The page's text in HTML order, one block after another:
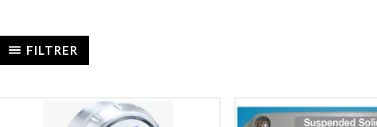
FILTRER